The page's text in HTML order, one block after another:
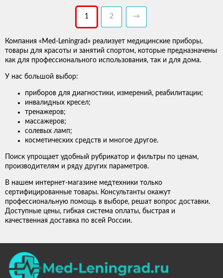
1 2 →
Компания «Med-Leningrad» реализует медицинские приборы,
товары для красоты и занятий спортом, которые предназначены
как для профессионального использования, так и для дома.
У нас большой выбор:
приборов для диагностики, измерений, реабилитации;
инвалидных кресел;
тренажеров;
массажеров;
солевых ламп;
косметических средств и многое другое.
Поиск упрощает удобный рубрикатор и фильтры по ценам,
производителям и ряду других параметров.
В нашем интернет-магазине медтехники только
сертифицированные товары. Консультанты окажут
профессиональную помощь в выборе, решат вопрос доставки.
Доступные цены, гибкая система оплаты, быстрая и
качественная доставка по всей России.